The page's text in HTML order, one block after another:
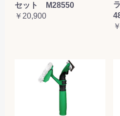
セット M28550
￥20,900